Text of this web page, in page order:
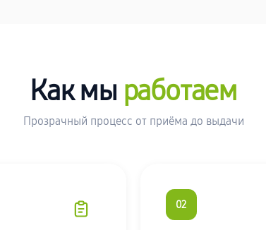
Как мы работаем
Прозрачный процесс от приёма до выдачи
02